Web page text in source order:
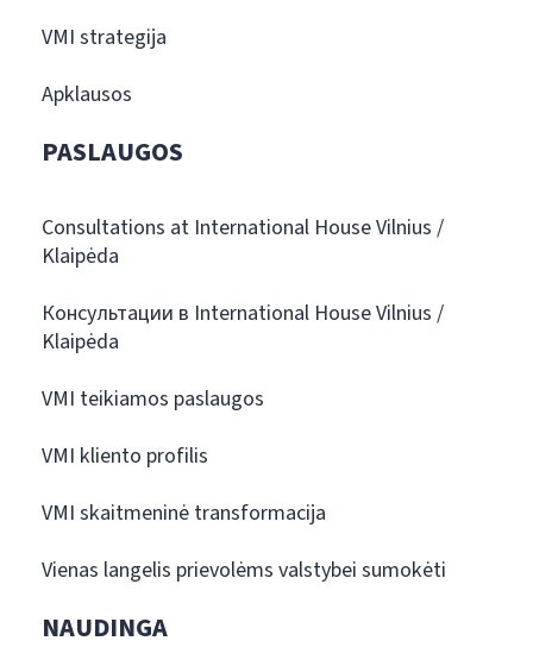
VMI strategija
Apklausos
PASLAUGOS
Consultations at International House Vilnius /
Klaipėda
Консультации в International House Vilnius /
Klaipėda
VMI teikiamos paslaugos
VMI kliento profilis
VMI skaitmeninė transformacija
Vienas langelis prievolėms valstybei sumokėti
NAUDINGA